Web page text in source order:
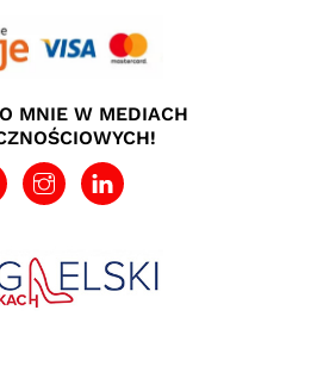
MNIE W MEDIACH